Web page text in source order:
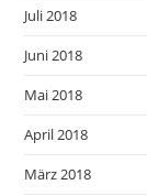
Juli 2018
Juni 2018
Mai 2018
April 2018
März 2018